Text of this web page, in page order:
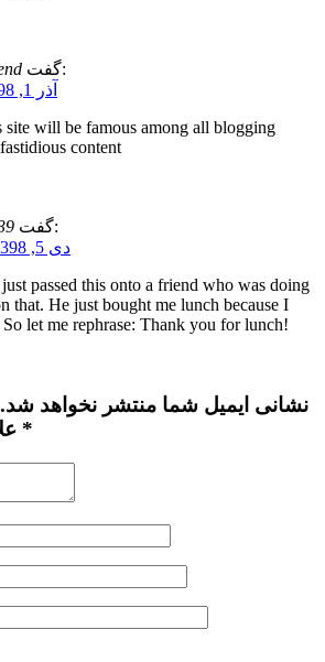
گفت:
آذر 1, 1398 در 8:15 ق.ظ
will be famous among all blogging
content
گفت:
دی 5, 1398 در 11:11 ب.ظ
passed this onto a friend who was doing
that. He just bought me lunch because I
let me rephrase: Thank you for lunch!
نشانی ایمیل شما منتشر نخواهد
علامت‌گذاری شده‌اند *